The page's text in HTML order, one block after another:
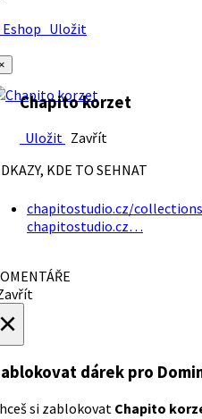
Uložit
Chapito korzet
Uložit Zavřít
KDE TO SEHNAT
chapitostudio.cz/
chapitostudio.cz…
dárek pro
si zablokovat Chapito